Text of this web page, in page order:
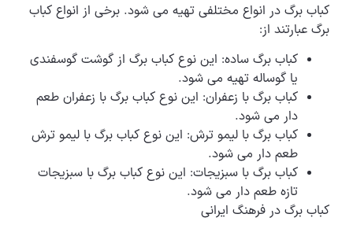
کباب برگ در انواع مختلفی تهیه می شود. برخی از انواع کباب
برگ عبارتند از:
کباب برگ ساده: این نوع کباب برگ از گوشت گوسفندی
یا گوساله تهیه می شود.
کباب برگ با زعفران: این نوع کباب برگ با زعفران طعم
دار می شود.
کباب برگ با لیمو ترش: این نوع کباب برگ با لیمو ترش
طعم دار می شود.
کباب برگ با سبزیجات: این نوع کباب برگ با سبزیجات
تازه طعم دار می شود.
کباب برگ در فرهنگ ایرانی